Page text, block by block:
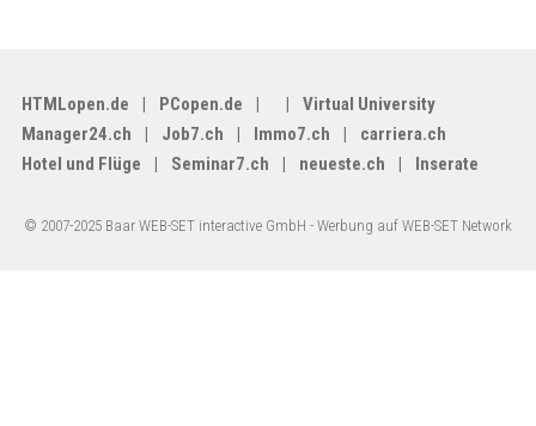
HTMLopen.de PCopen.de
Virtual University
Manager24.ch
Job7.ch Immo7.ch
carriera.ch
Hotel und Flüge
Seminar7.ch neueste.ch Inserate
© 2007-2025 Baar WEB-SET interactive GmbH - Werbung auf WEB-SET Network